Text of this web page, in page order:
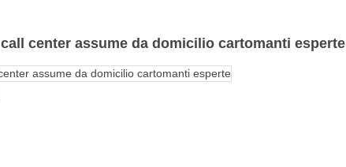
call center assume da domicilio cartomanti esperte